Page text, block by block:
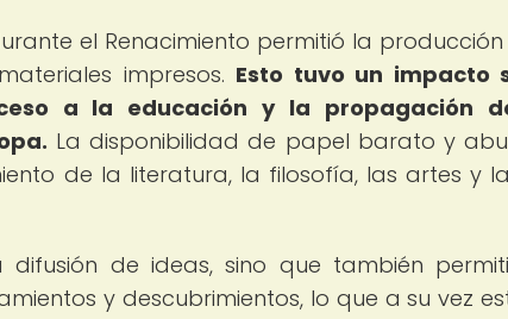
el Renacimiento permitió la
impresos. Esto tuvo un impacto
a la educación y la propagación
La disponibilidad de papel barato y
de la literatura, la filosofía, las artes y
de ideas, sino que también
y descubrimientos, lo que a su vez